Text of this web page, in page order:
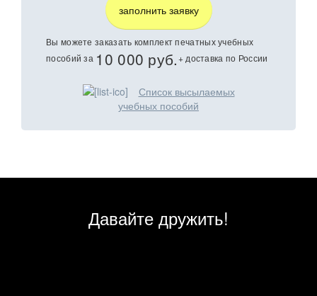
заполнить заявку
Вы можете заказать комплект печатных учебных
пособий за 10 000 руб.+ доставка по России
Список высылаемых
учебных пособий
Давайте дружить!